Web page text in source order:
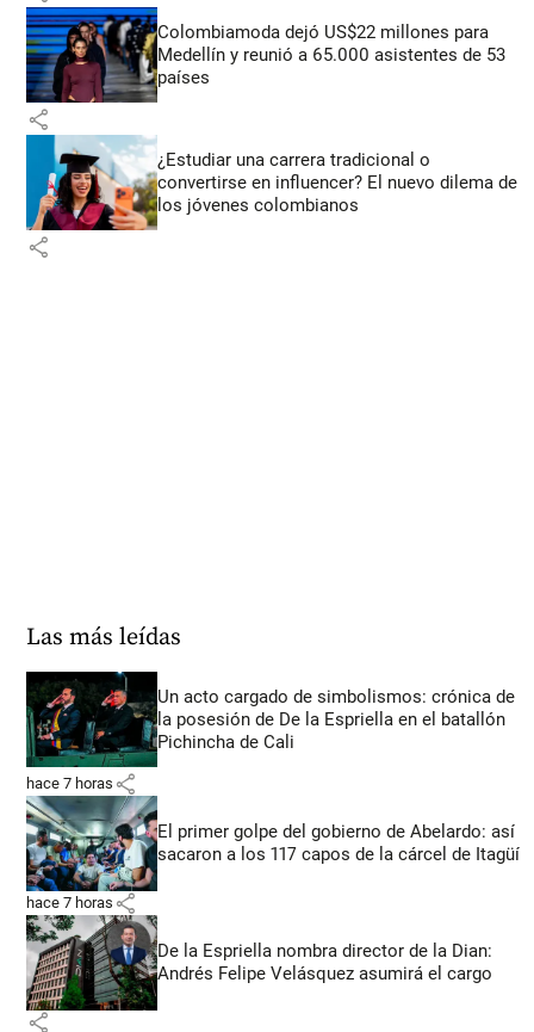
Colombiamoda dejó US$22 millones para
Medellín y reunió a 65.000 asistentes de 53
países
share
¿Estudiar una carrera tradicional o
convertirse en influencer? El nuevo dilema de
los jóvenes colombianos
share
Las más leídas
Un acto cargado de simbolismos: crónica de
la posesión de De la Espriella en el batallón
Pichincha de Cali
hace 7 horas share
El primer golpe del gobierno de Abelardo: así
sacaron a los 117 capos de la cárcel de Itagüí
hace 7 horas share
De la Espriella nombra director de la Dian:
Andrés Felipe Velásquez asumirá el cargo
share